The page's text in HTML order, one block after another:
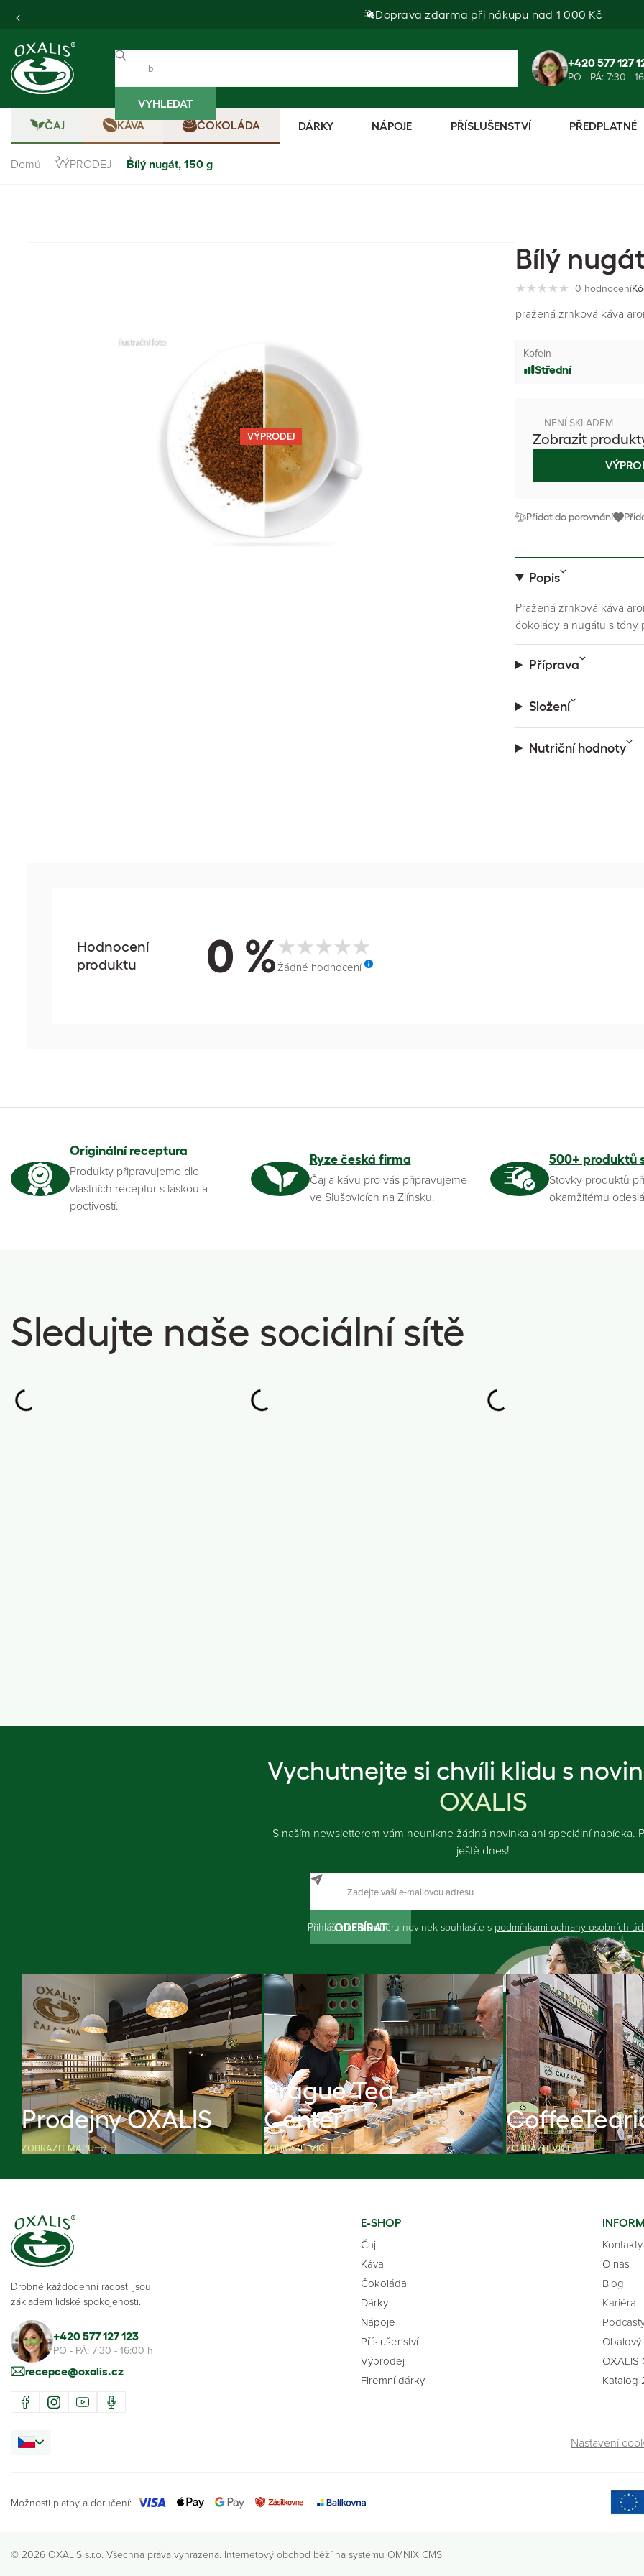
Doprava zdarma při nákupu nad 1 000 Kč
VYHLEDAT
+420 577 127
PO - PÁ: 7:30 -
ČAJ KÁVA ČOKOLÁDA DÁRKY NÁPOJE PŘÍSLUŠENSTVÍ PŘEDPLATNÉ
Domů VÝPRODEJ Bílý nugát, 150 g
VÝPRODEJ
Bílý
0 hodnocení
pražená zrnková káva
Kofein
Střední
NENÍ SKLADEM
Zobrazit
Přidat do porovnání
Popis
Pražená zrnková káva
čokolády a nugátu s tóny
Příprava
Složení
Nutriční hodnoty
Hodnocení
produktu
0 %Žádné hodnocení
Originální receptura
Produkty připravujeme dle
vlastních receptur s láskou a
poctivostí.
Ryze česká firma
Čaj a kávu pro vás připravujeme
ve Slušovicích na Zlínsku.
500+ produktů
Stovky produktů
okamžitému
Sledujte naše sociální sítě
Vychutnejte si chvíli klidu s
OXALIS
S naším newsletterem vám neunikne žádná novinka ani speciální nabídka.
ještě dnes!
ODEBÍRAT
Přihlášením k odběru novinek souhlasíte s podmínkami ochrany osobních
Prodejny OXALIS
ZOBRAZIT MAPU
Prague Tea
Center
ZOBRAZIT VÍCE ZOBRAZIT VÍCE
Drobné každodenní radosti jsou
základem lidské spokojenosti.
+420 577 127 123
PO - PÁ: 7:30 - 16:00 h
recepce@oxalis.cz
E-SHOP
Čaj
Káva
Čokoláda
Dárky
Nápoje
Příslušenství
Výprodej
Firemní dárky
Kontakty
O nás
Blog
Kariéra
OXALIS
Katalog
Nastavení
Možnosti platby a doručení:
© 2026 OXALIS s.r.o. Všechna práva vyhrazena. Internetový obchod běží na systému OMNIX CMS